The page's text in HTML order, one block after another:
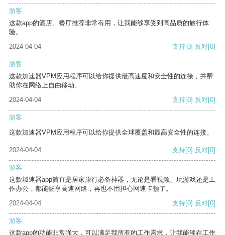
游客
这款app的酒店、餐厅推荐非常有用，让我能够享受到高品质的旅行体
验。
2024-04-04
支持[0] 反对[0]
游客
这款加速器VPM应用程序可以给你提供最高速度和安全性的连接，并帮
助你在网络上自由移动。
2024-04-04
支持[0] 反对[0]
游客
这款加速器VPM应用程序可以给你提供全球覆盖和最高安全性的连接。
2024-04-04 支持[0] 反对[0]
游客
这款加速器app简直是居家旅行必备神器，无论是看视频、玩游戏还是工
作办公，都能畅享高速网络，再也不用担心网速卡顿了。
2024-04-04
支持[0] 反对[0]
游客
这款app的功能非常强大，可以满足我所有的工作需求，让我能够在工作